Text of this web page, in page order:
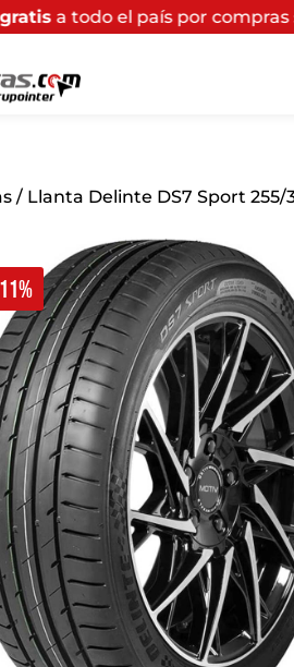
por compras superiores a
/ Llanta Delinte DS7 Sport 255/